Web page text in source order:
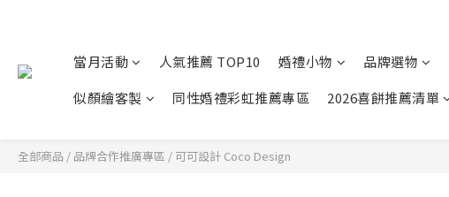
當月活動 人氣推薦 TOP10 婚禮小物 品牌選物
似顏繪客製
同性婚禮彩虹推薦專區 2026喜餅推薦清單
全部商品 / 品牌合作推廣專區 / 可可設計 Coco Design